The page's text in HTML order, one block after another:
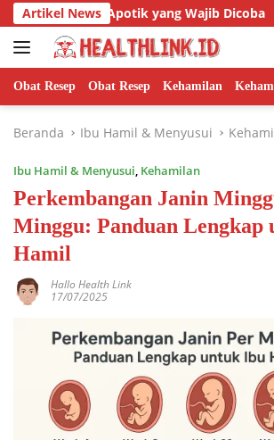
Langsung
ke
konten
Artikel News
di Apotik yang Wajib Dicoba 8
Obat Resep Obat Resep Kehamilan
Beranda Ibu Hamil & Menyusui
Ibu Hamil & Menyusui, Kehamilan
Perkembangan Janin
Minggu: Panduan Lengkap
Hamil
Hallo Health Link
17/07/2025